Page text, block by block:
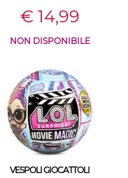
€ 14,99
NON DISPONIBILE
VESPOLI GIOCATTOLI